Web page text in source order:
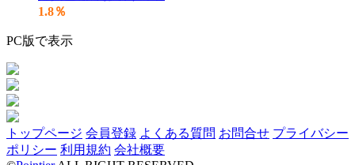
1.8％
PC版で表示
トップページ 会員登録 よくある質問 お問合せ プライバシー
ポリシー 利用規約 会社概要